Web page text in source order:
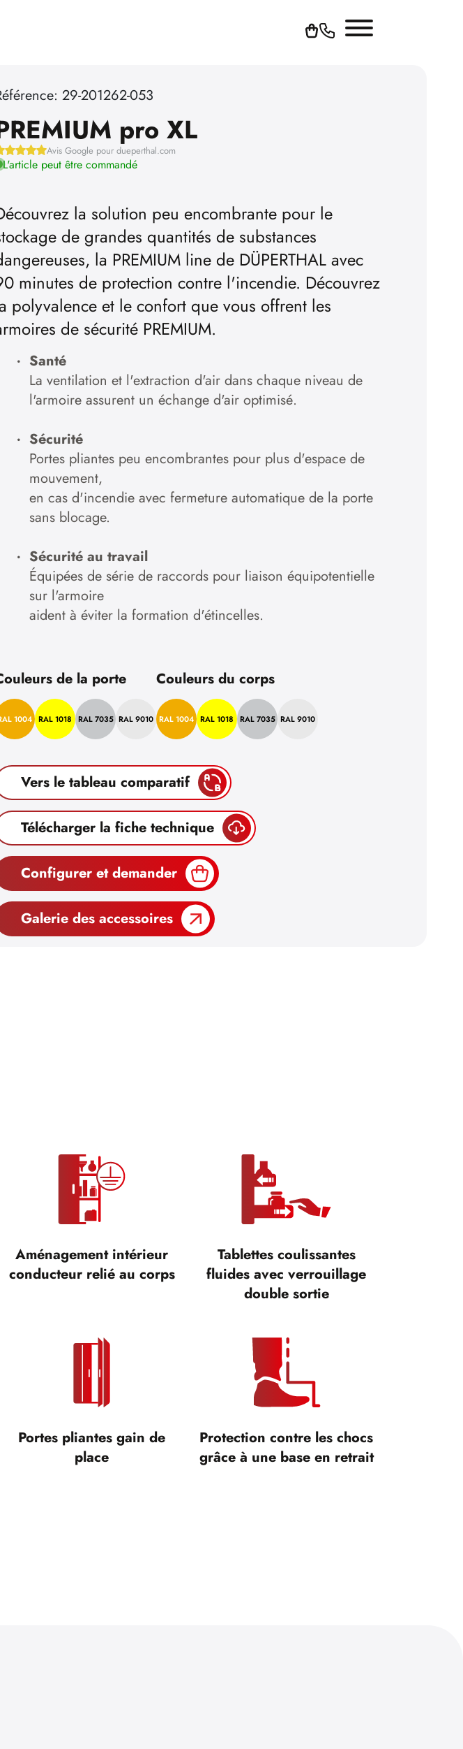
29-201262-053
pro XL
Avis Google pour dueperthal.com
L'article peut être commandé
la solution peu encombrante pour le
de grandes quantités de substances
la PREMIUM line de DÜPERTHAL avec
minutes de protection contre l'incendie. Découvrez
polyvalence et le confort que vous offrent les
de sécurité PREMIUM.
Santé
La ventilation et l'extraction d'air dans chaque niveau de
l'armoire assurent un échange d'air optimisé.
Sécurité
Portes pliantes peu encombrantes pour plus d'espace de
mouvement,
en cas d'incendie avec fermeture automatique de la porte
sans blocage.
Sécurité au travail
Équipées de série de raccords pour liaison équipotentielle
sur l'armoire
aident à éviter la formation d'étincelles.
de la porte
1004 RAL 1018 RAL 7035 RAL 9010
Couleurs du corps
RAL 1004 RAL 1018 RAL 7035 RAL 9010
Vers le tableau comparatif
Télécharger la fiche technique
Configurer et demander
Galerie des accessoires
Aménagement intérieur
conducteur relié au corps
Tablettes coulissantes
fluides avec verrouillage
double sortie
Portes pliantes gain de
place
Protection contre les chocs
grâce à une base en retrait